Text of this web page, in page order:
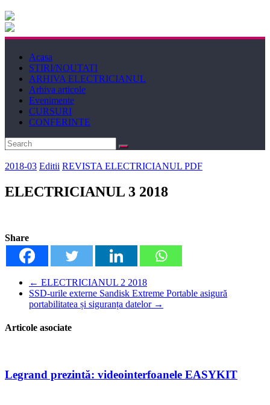
Electricianul
Revista
Electricianul
Acasa
STIRI/NOUTATI
ARHIVA ELECTRICIANUL
Arhiva articole
Evenimente
CURSURI
CONFERINTE
2018-03 Editii REVISTA ELECTRICIANUL PDF
ELECTRICIANUL 3 2018
Share
← ELECTRICIANUL 2 2018
SSD-urile externe Sandisk Extreme Portable asigură
portabilitatea și siguranța datelor →
Articole asociate
Legrand prezintă: videointerfoanele EASYKIT